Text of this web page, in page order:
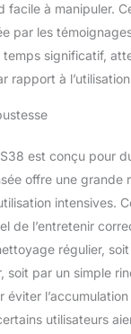
surface
le béton,
carrelage,
linoléum
recueille
de
avec ce
collecte
la saleté à
tontes
paysager.
compact :
design
facile à manipuler.
par les
significatif,
rapport à
est conçu pour
offre une grande
intensives.
de l’entretenir
régulier, soit
soit par un simple
éviter
utilisateurs